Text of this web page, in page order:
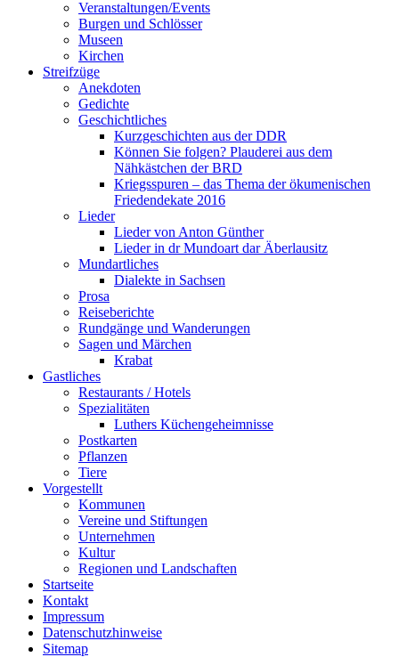
Veranstaltungen/Events
Burgen und Schlösser
Museen
Kirchen
Streifzüge
Anekdoten
Gedichte
Geschichtliches
Kurzgeschichten aus der DDR
Können Sie folgen? Plauderei aus dem
Nähkästchen der BRD
Kriegsspuren – das Thema der ökumenischen
Friedendekate 2016
Lieder
Lieder von Anton Günther
Lieder in dr Mundoart dar Äberlausitz
Mundartliches
Dialekte in Sachsen
Prosa
Reiseberichte
Rundgänge und Wanderungen
Sagen und Märchen
Krabat
Gastliches
Restaurants / Hotels
Spezialitäten
Luthers Küchengeheimnisse
Postkarten
Pflanzen
Tiere
Vorgestellt
Kommunen
Vereine und Stiftungen
Unternehmen
Kultur
Regionen und Landschaften
Startseite
Kontakt
Impressum
Datenschutzhinweise
Sitemap